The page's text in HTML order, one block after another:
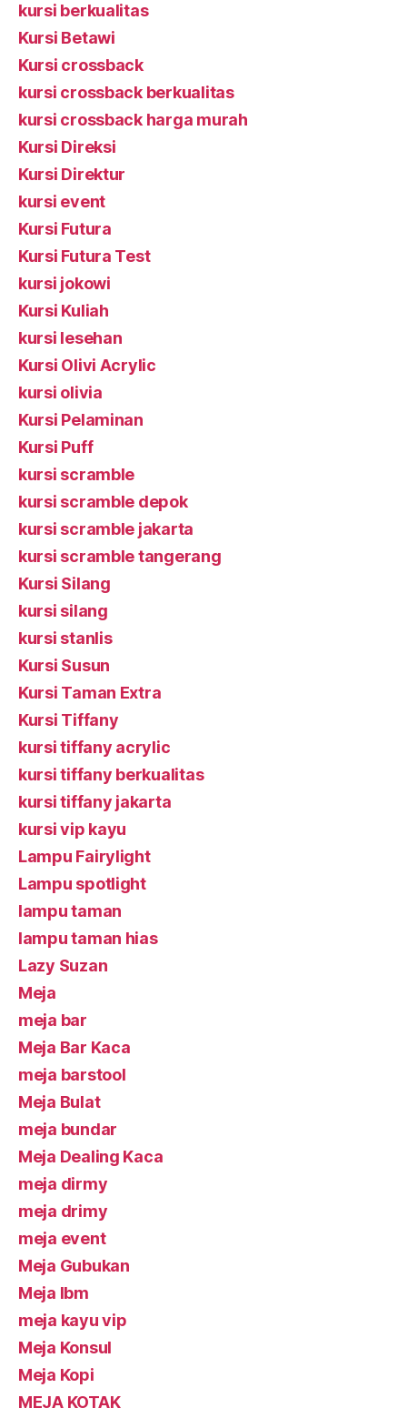
kursi berkualitas
Kursi Betawi
Kursi crossback
kursi crossback berkualitas
kursi crossback harga murah
Kursi Direksi
Kursi Direktur
kursi event
Kursi Futura
Kursi Futura Test
kursi jokowi
Kursi Kuliah
kursi lesehan
Kursi Olivi Acrylic
kursi olivia
Kursi Pelaminan
Kursi Puff
kursi scramble
kursi scramble depok
kursi scramble jakarta
kursi scramble tangerang
Kursi Silang
kursi silang
kursi stanlis
Kursi Susun
Kursi Taman Extra
Kursi Tiffany
kursi tiffany acrylic
kursi tiffany berkualitas
kursi tiffany jakarta
kursi vip kayu
Lampu Fairylight
Lampu spotlight
lampu taman
lampu taman hias
Lazy Suzan
Meja
meja bar
Meja Bar Kaca
meja barstool
Meja Bulat
meja bundar
Meja Dealing Kaca
meja dirmy
meja drimy
meja event
Meja Gubukan
Meja Ibm
meja kayu vip
Meja Konsul
Meja Kopi
MEJA KOTAK